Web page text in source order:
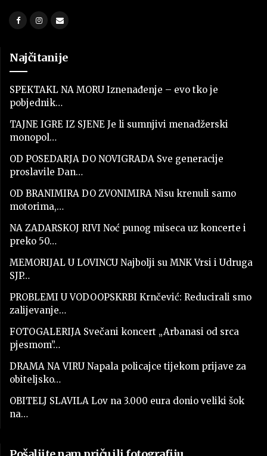
Najčitanije
SPEKTAKL NA MORU Iznenađenje – evo tko je
pobjednik…
TAJNE IGRE IZ SJENE Je li sumnjivi menadžerski
monopol…
OD POSEDARJA DO NOVIGRADA Sve generacije
proslavile Dan…
OD BRANIMIRA DO ZVONIMIRA Nisu krenuli samo
motorima,…
NA ZADARSKOJ RIVI Noć punog miseca uz koncerte i
preko 50…
MEMORIJAL U LOVINCU Najbolji su MNK Vrsi i Udruga
SJP…
PROBLEMI U VODOOPSKRBI Krnčević: Reducirali smo
zalijevanje…
FOTOGALERIJA Svečani koncert „Arbanasi od srca
pjesmom”…
DRAMA NA VIRU Napala policajce tijekom prijave za
obiteljsko…
OBITELJ SLAVILA Lov na 3.000 eura donio veliki šok
na…